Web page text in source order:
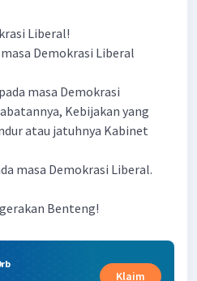
Liberal!
Demokrasi Liberal
masa Demokrasi
Kebijakan yang
atau jatuhnya Kabinet
masa Demokrasi Liberal.
Benteng!
Klaim